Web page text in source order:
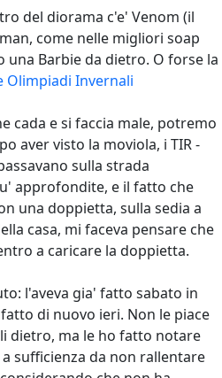
del diorama c'e' Venom (il
come nelle migliori soap
una Barbie da dietro. O forse la
cada e si faccia male, potremo
aver visto la moviola, i TIR -
sulla strada
approfondite, e il fatto che
una doppietta, sulla sedia a
casa, mi faceva pensare che
a caricare la doppietta.
l'aveva gia' fatto sabato in
di nuovo ieri. Non le piace
dietro, ma le ho fatto notare
sufficienza da non rallentare